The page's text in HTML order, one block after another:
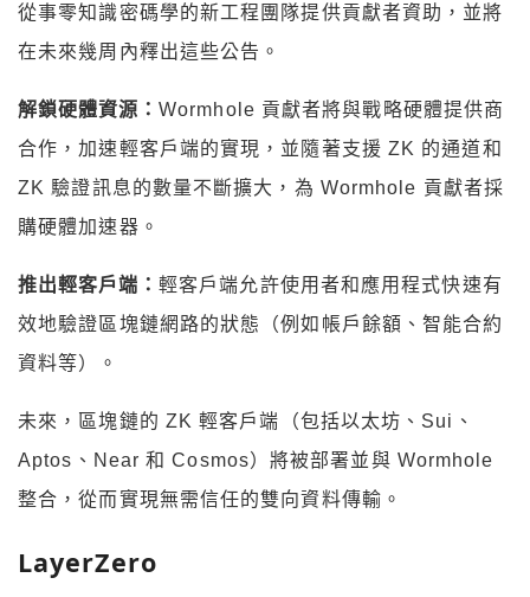
從事零知識密碼學的新工程團隊提供貢獻者資助，並將
在未來幾周內釋出這些公告。
解鎖硬體資源： Wormhole 貢獻者將與戰略硬體提供商
合作，加速輕客戶端的實現，並隨著支援 ZK 的通道和
ZK 驗證訊息的數量不斷擴大，為 Wormhole 貢獻者採
購硬體加速器。
推出輕客戶端： 輕客戶端允許使用者和應用程式快速有
效地驗證區塊鏈網路的狀態（例如帳戶餘額、智能合約
資料等）。
未來，區塊鏈的 ZK 輕客戶端（包括以太坊、Sui、
Aptos、Near 和 Cosmos）將被部署並與 Wormhole
整合，從而實現無需信任的雙向資料傳輸。
LayerZero